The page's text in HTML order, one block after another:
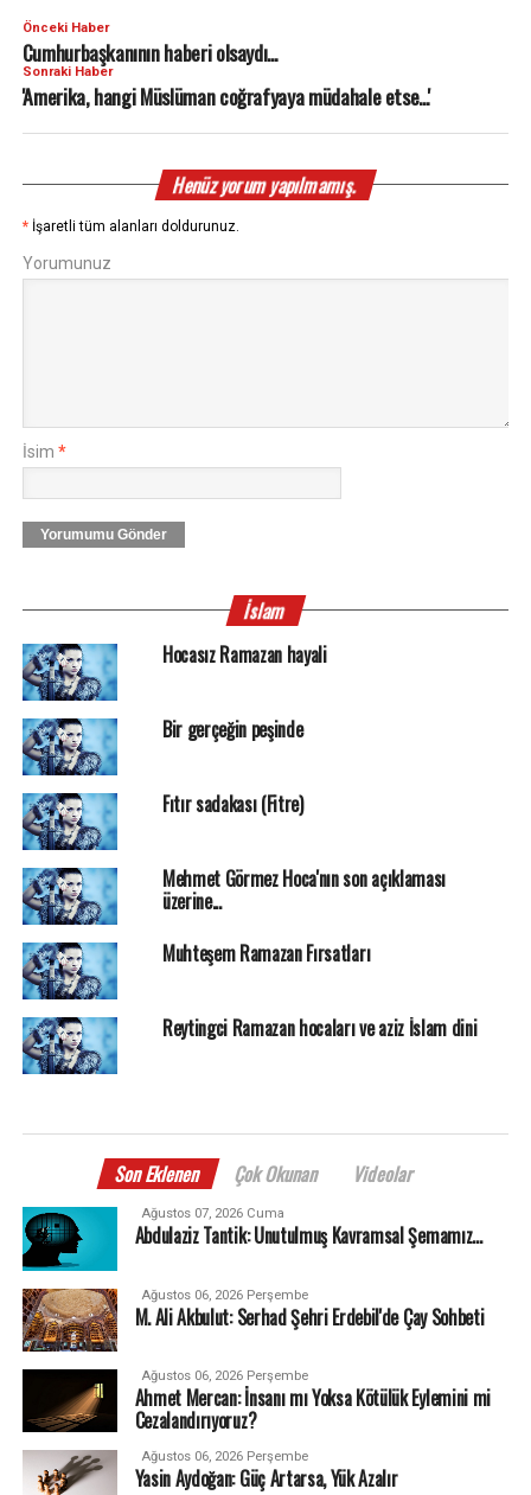
Önceki Haber
Cumhurbaşkanının haberi olsaydı...
Sonraki Haber
'Amerika, hangi Müslüman coğrafyaya müdahale etse...'
Henüz yorum yapılmamış.
* İşaretli tüm alanları doldurunuz.
Yorumunuz
İsim *
Yorumumu Gönder
İslam
Hocasız Ramazan hayali
Bir gerçeğin peşinde
Fıtır sadakası (Fitre)
Mehmet Görmez Hoca'nın son açıklaması
üzerine...
Muhteşem Ramazan Fırsatları
Reytingci Ramazan hocaları ve aziz İslam dini
Son Eklenen Çok Okunan Videolar
Ağustos 07, 2026 Cuma
Abdulaziz Tantik: Unutulmuş Kavramsal Şemamız…
Ağustos 06, 2026 Perşembe
M. Ali Akbulut: Serhad Şehri Erdebil'de Çay Sohbeti
Ağustos 06, 2026 Perşembe
Ahmet Mercan: İnsanı mı Yoksa Kötülük Eylemini mi
Cezalandırıyoruz?
Ağustos 06, 2026 Perşembe
Yasin Aydoğan: Güç Artarsa, Yük Azalır